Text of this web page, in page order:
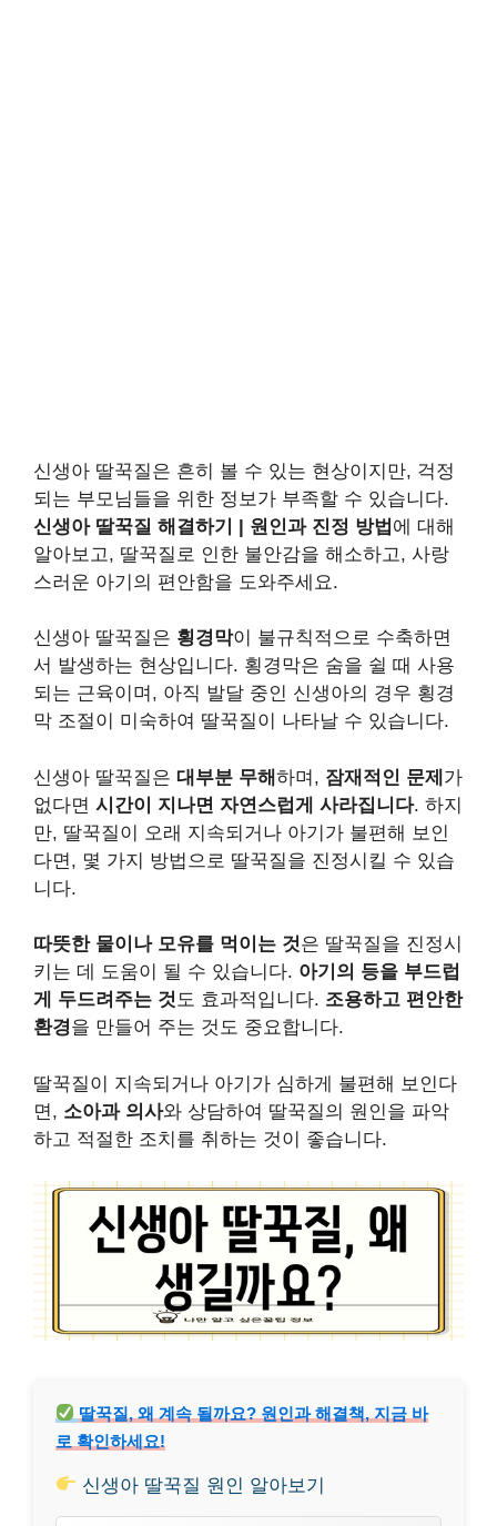
신생아 딸꾹질은 흔히 볼 수 있는 현상이지만, 걱정
되는 부모님들을 위한 정보가 부족할 수 있습니다.
신생아 딸꾹질 해결하기 | 원인과 진정 방법 에 대해
알아보고, 딸꾹질로 인한 불안감을 해소하고, 사랑
스러운 아기의 편안함을 도와주세요.
신생아 딸꾹질은 횡경막이 불규칙적으로 수축하면
서 발생하는 현상입니다. 횡경막은 숨을 쉴 때 사용
되는 근육이며, 아직 발달 중인 신생아의 경우 횡경
막 조절이 미숙하여 딸꾹질이 나타날 수 있습니다.
신생아 딸꾹질은 대부분 무해하며, 잠재적인 문제 가
없다면 시간이 지나면 자연스럽게 사라집니다. 하지
만, 딸꾹질이 오래 지속되거나 아기가 불편해 보인
다면, 몇 가지 방법으로 딸꾹질을 진정시킬 수 있습
니다.
따뜻한 물이나 모유를 먹이는 것은 딸꾹질을 진정시
키는 데 도움이 될 수 있습니다. 아기의 등을 부드럽
게 두드려주는 것도 효과적입니다. 조용하고 편안한
환경을 만들어 주는 것도 중요합니다.
딸꾹질이 지속되거나 아기가 심하게 불편해 보인다
면, 소아과 의사와 상담하여 딸꾹질의 원인을 파악
하고 적절한 조치를 취하는 것이 좋습니다.
딸꾹질, 왜 계속 될까요? 원인과 해결책, 지금 바
로 확인하세요!
신생아 딸꾹질 원인 알아보기